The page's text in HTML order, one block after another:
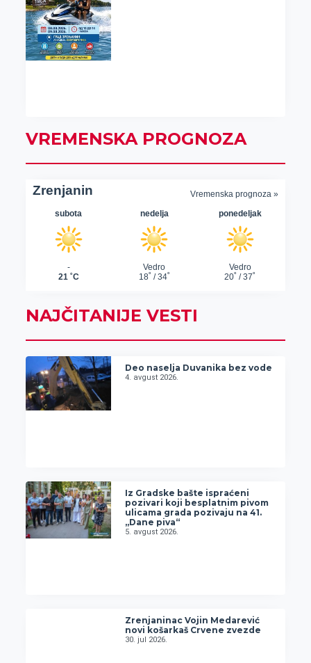
VREMENSKA PROGNOZA
NAJČITANIJE VESTI
Deo naselja Duvanika bez vode
4. avgust 2026.
Iz Gradske bašte ispraćeni
pozivari koji besplatnim pivom
ulicama grada pozivaju na 41.
„Dane piva“
5. avgust 2026.
Zrenjaninac Vojin Medarević
novi košarkaš Crvene zvezde
30. jul 2026.